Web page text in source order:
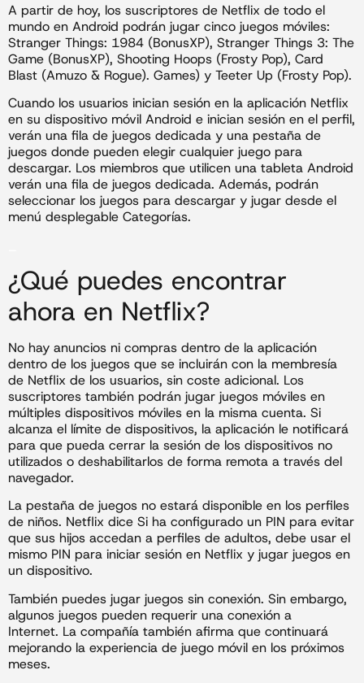
A partir de hoy, los suscriptores de Netflix de todo el
mundo en Android podrán jugar cinco juegos móviles:
Stranger Things: 1984 (BonusXP), Stranger Things 3: The
Game (BonusXP), Shooting Hoops (Frosty Pop), Card
Blast (Amuzo & Rogue). Games) y Teeter Up (Frosty Pop).
Cuando los usuarios inician sesión en la aplicación Netflix
en su dispositivo móvil Android e inician sesión en el perfil,
verán una fila de juegos dedicada y una pestaña de
juegos donde pueden elegir cualquier juego para
descargar. Los miembros que utilicen una tableta Android
verán una fila de juegos dedicada. Además, podrán
seleccionar los juegos para descargar y jugar desde el
menú desplegable Categorías.
¿Qué puedes encontrar
ahora en Netflix?
No hay anuncios ni compras dentro de la aplicación
dentro de los juegos que se incluirán con la membresía
de Netflix de los usuarios, sin coste adicional. Los
suscriptores también podrán jugar juegos móviles en
múltiples dispositivos móviles en la misma cuenta. Si
alcanza el límite de dispositivos, la aplicación le notificará
para que pueda cerrar la sesión de los dispositivos no
utilizados o deshabilitarlos de forma remota a través del
navegador.
La pestaña de juegos no estará disponible en los perfiles
de niños. Netflix dice Si ha configurado un PIN para evitar
que sus hijos accedan a perfiles de adultos, debe usar el
mismo PIN para iniciar sesión en Netflix y jugar juegos en
un dispositivo.
También puedes jugar juegos sin conexión. Sin embargo,
algunos juegos pueden requerir una conexión a
Internet. La compañía también afirma que continuará
mejorando la experiencia de juego móvil en los próximos
meses.